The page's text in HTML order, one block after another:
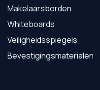
Makelaarsborden
Whiteboards
Veiligheidsspiegels
Bevestigingsmaterialen